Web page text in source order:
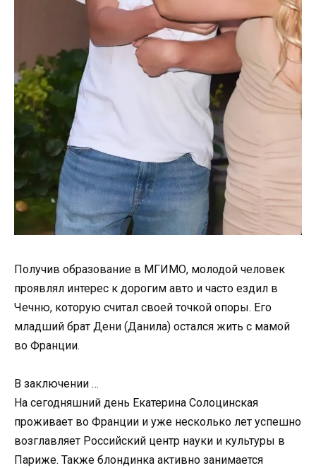
Получив образование в МГИМО, молодой человек
проявлял интерес к дорогим авто и часто ездил в
Чечню, которую считал своей точкой опоры. Его
младший брат Дени (Данила) остался жить с мамой
во Франции.
В заключении …
На сегодняшний день Екатерина Солоцинская
проживает во Франции и уже несколько лет успешно
возглавляет Российский центр науки и культуры в
Париже. Также блондинка активно занимается